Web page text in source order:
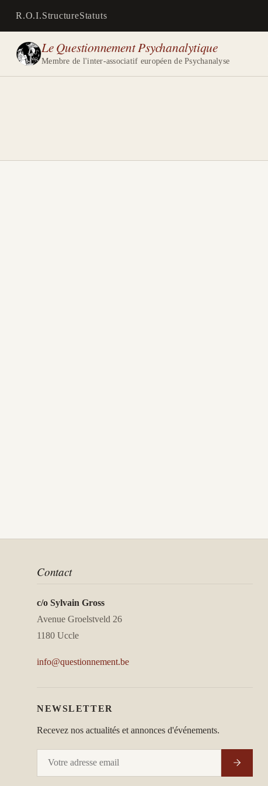
R.O.I.StructureStatuts
Le Questionnement Psychanalytique
Membre de l'inter-associatif européen de Psychanalyse
Contact
c/o Sylvain Gross
Avenue Groelstveld 26
1180 Uccle
info@questionnement.be
NEWSLETTER
Recevez nos actualités et annonces d'événements.